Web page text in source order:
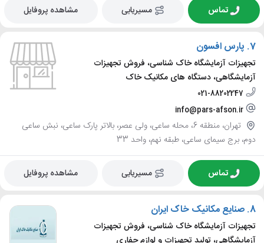
تماس مسیریابی مشاهده پروفایل
7. پارس افسون
تجهیزات آزمایشگاه خاک شناسی، فروش تجهیزات
آزمایشگاهی، دستگاه های مکانیک خاک
021-88202247
info@pars-afson.ir
تهران، منطقه 6، محله ساعی، ولی عصر، بالاتر پارک ساعی، نبش ساعی
دوم، برج سیمای ساعی، طبقه نهم، واحد 33
تماس مسیریابی مشاهده پروفایل
8. صنایع مکانیک خاک ایران
تجهیزات آزمایشگاه خاک شناسی، فروش تجهیزات